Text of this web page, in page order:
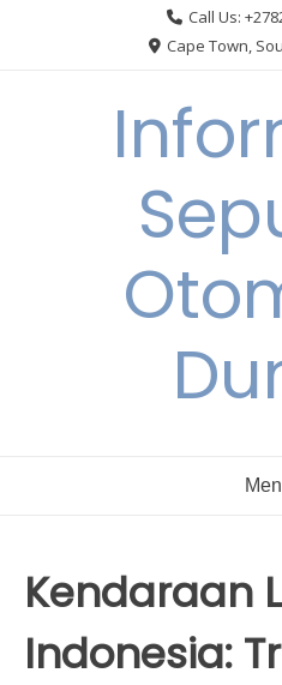
Call Us:
Cape Town,
Kendaraan
Indonesia: